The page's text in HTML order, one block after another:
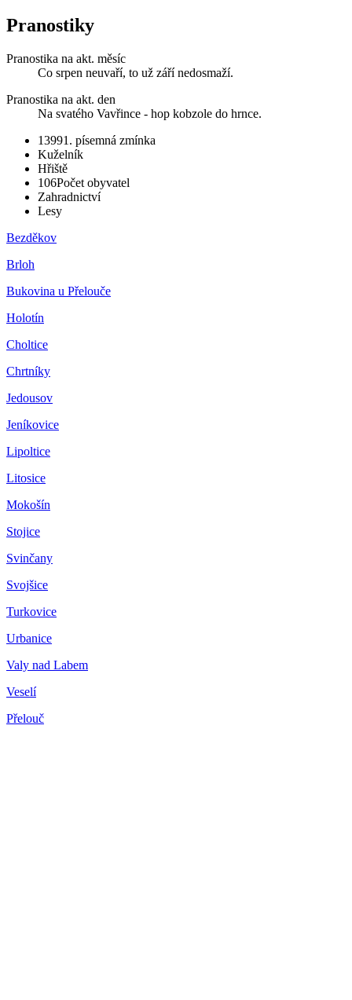
Pranostiky
Pranostika na akt. měsíc
Co srpen neuvaří, to už září nedosmaží.
Pranostika na akt. den
Na svatého Vavřince - hop kobzole do hrnce.
13991. písemná zmínka
Kuželník
Hřiště
106Počet obyvatel
Zahradnictví
Lesy
Bezděkov
Brloh
Bukovina u Přelouče
Holotín
Choltice
Chrtníky
Jedousov
Jeníkovice
Lipoltice
Litosice
Mokošín
Stojice
Svinčany
Svojšice
Turkovice
Urbanice
Valy nad Labem
Veselí
Přelouč